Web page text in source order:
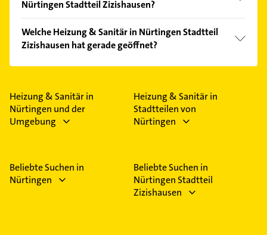
Nürtingen Stadtteil Zizishausen?
Kundenmeinungen und profitieren Sie von den
Empfehlungen. Die Suchergebnisse können Sie sich
einfach nachBewertungensortiert anzeigen lassen.
Welche Heizung & Sanitär in Nürtingen Stadtteil
Zizishausen hat gerade geöffnet?
Im Anbieter-Bereich finden Sie alleÖffnungszeiten.
Feiertagen abweichen können.
Heizung & Sanitär in
Nürtingen und der
Umgebung
Heizung & Sanitär in
Stadtteilen von
Nürtingen
Beliebte Suchen in
Nürtingen
Beliebte Suchen in
Nürtingen Stadtteil
Zizishausen